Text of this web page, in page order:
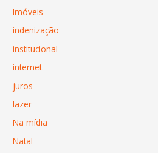
Imóveis
indenização
institucional
internet
juros
lazer
Na mídia
Natal